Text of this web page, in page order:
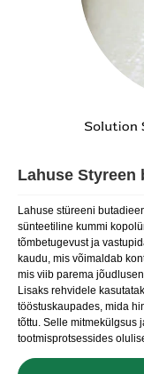
Lahuse Styreen
Lahuse stüreeni
sünteetiline kummi
tõmbetugevust ja
kaudu, mis võimaldab
mis viib parema
Lisaks rehvidele
tööstuskaupades, mida
tõttu. Selle mitmekülgsus
tootmisprotsessides